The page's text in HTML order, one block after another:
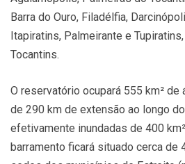
Barra do Ouro, Filadélfia,
Itapiratins, Palmeirante e
Tocantins.
O reservatório ocupará 555 km² de
de 290 km de extensão ao longo
efetivamente inundadas de 400
barramento ficará situado cerca de